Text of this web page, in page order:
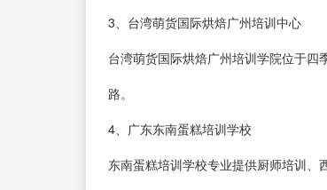
3、台湾萌货国际烘焙广州培训中心
台湾萌货国际烘焙广州培训学院位于四
路。
4、广东东南蛋糕培训学校
东南蛋糕培训学校专业提供厨师培训